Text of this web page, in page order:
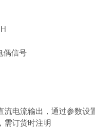
偶信号
流电流输出，通过参数设
需订货时注明